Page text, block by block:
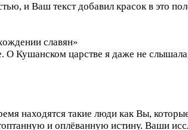
и Ваш текст добавил красок в это
славян»
О Кушанском царстве я даже не
находятся такие люди как Вы,
и оплёванную истину. Ваши